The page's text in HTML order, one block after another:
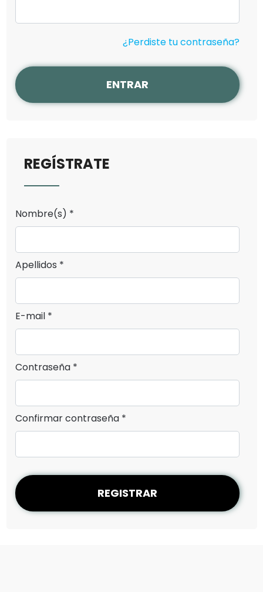
¿Perdiste tu contraseña?
ENTRAR
REGÍSTRATE
Nombre(s) *
Apellidos *
E-mail *
Contraseña *
Confirmar contraseña *
REGISTRAR